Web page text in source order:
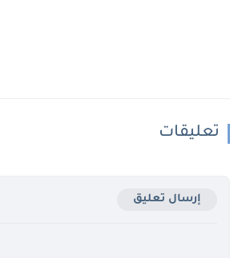
تعليقات
إرسال تعليق